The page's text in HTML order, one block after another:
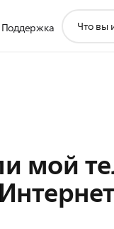
Поддержка
мой